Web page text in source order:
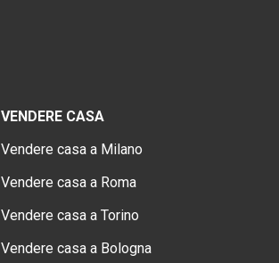
VENDERE CASA
Vendere casa a Milano
Vendere casa a Roma
Vendere casa a Torino
Vendere casa a Bologna